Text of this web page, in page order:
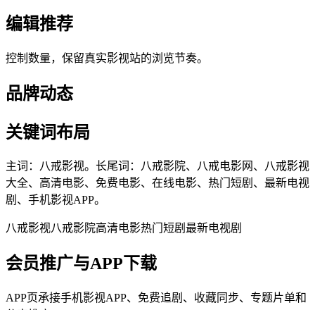
编辑推荐
控制数量，保留真实影视站的浏览节奏。
品牌动态
关键词布局
主词：八戒影视。长尾词：八戒影院、八戒电影网、八戒影视
大全、高清电影、免费电影、在线电影、热门短剧、最新电视
剧、手机影视APP。
八戒影视八戒影院高清电影热门短剧 最新电视剧
会员推广与APP下载
APP页承接手机影视APP、免费追剧、收藏同步、专题片单和